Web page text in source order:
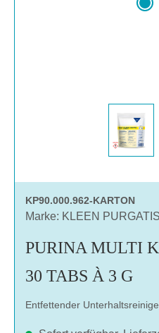
KP90.000.962-KARTON
Marke: KLEEN PURGATIS
PURINA MULTI
30 TABS À 3 G
Entfettender